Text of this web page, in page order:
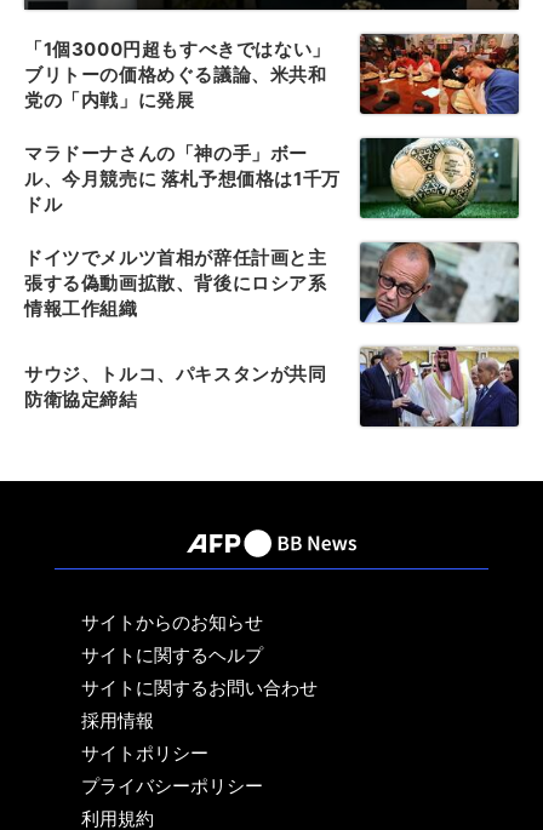
「1個3000円超もすべきではない」
ブリトーの価格めぐる議論、米共和
党の「内戦」に発展
マラドーナさんの「神の手」ボー
ル、今月競売に 落札予想価格は1千万
ドル
ドイツでメルツ首相が辞任計画と主
張する偽動画拡散、背後にロシア系
情報工作組織
サウジ、トルコ、パキスタンが共同
防衛協定締結
サイトからのお知らせ
サイトに関するヘルプ
サイトに関するお問い合わせ
採用情報
サイトポリシー
プライバシーポリシー
利用規約